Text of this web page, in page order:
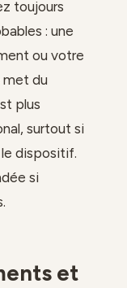
toujours
: une
ou votre
met du
plus
surtout si
le dispositif.
si
et